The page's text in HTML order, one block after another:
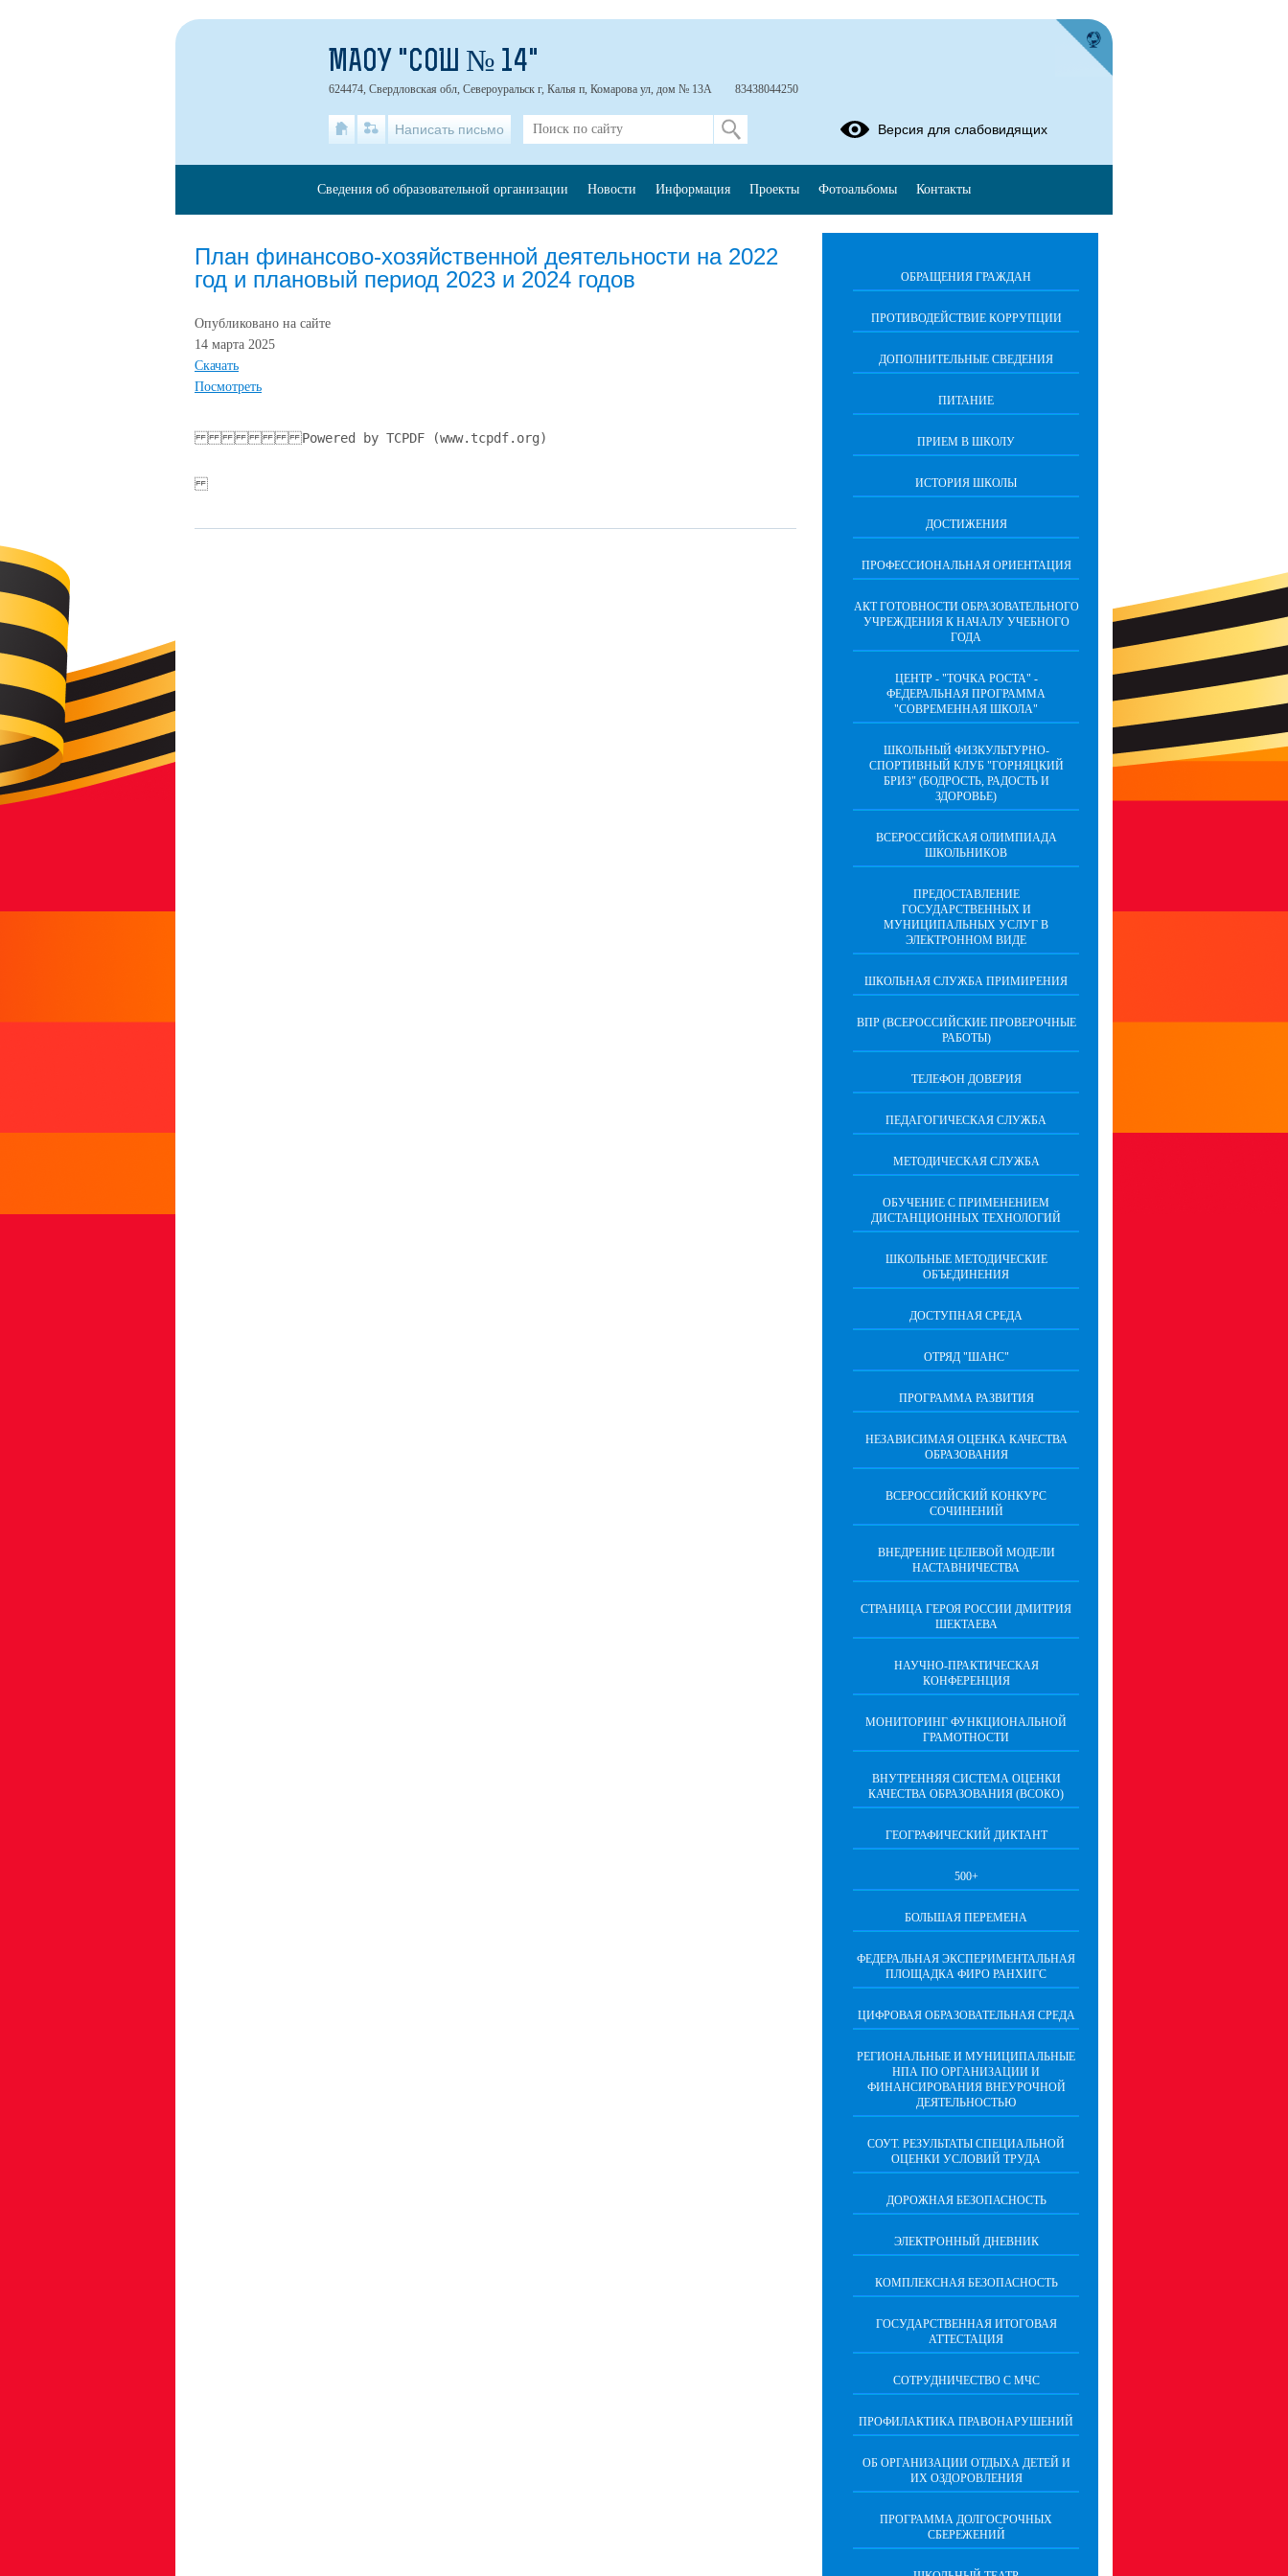
План финансово-хозяйственной деятельности на 2022
год и плановый период 2023 и 2024 годов
Опубликовано на сайте
14 марта 2025
Скачать
Посмотреть
Powered by TCPDF (www.tcpdf.org)
ОБРАЩЕНИЯ ГРАЖДАН
ПРОТИВОДЕЙСТВИЕ КОРРУПЦИИ
ДОПОЛНИТЕЛЬНЫЕ СВЕДЕНИЯ
ПИТАНИЕ
ПРИЕМ В ШКОЛУ
ИСТОРИЯ ШКОЛЫ
ДОСТИЖЕНИЯ
ПРОФЕССИОНАЛЬНАЯ ОРИЕНТАЦИЯ
АКТ ГОТОВНОСТИ ОБРАЗОВАТЕЛЬНОГО
УЧРЕЖДЕНИЯ К НАЧАЛУ УЧЕБНОГО
ГОДА
ЦЕНТР - "ТОЧКА РОСТА" -
ФЕДЕРАЛЬНАЯ ПРОГРАММА
"СОВРЕМЕННАЯ ШКОЛА"
ШКОЛЬНЫЙ ФИЗКУЛЬТУРНО-
СПОРТИВНЫЙ КЛУБ "ГОРНЯЦКИЙ
БРИЗ" (БОДРОСТЬ, РАДОСТЬ И
ЗДОРОВЬЕ)
ВСЕРОССИЙСКАЯ ОЛИМПИАДА
ШКОЛЬНИКОВ
ПРЕДОСТАВЛЕНИЕ
ГОСУДАРСТВЕННЫХ И
МУНИЦИПАЛЬНЫХ УСЛУГ В
ЭЛЕКТРОННОМ ВИДЕ
ШКОЛЬНАЯ СЛУЖБА ПРИМИРЕНИЯ
ВПР (ВСЕРОССИЙСКИЕ ПРОВЕРОЧНЫЕ
РАБОТЫ)
ТЕЛЕФОН ДОВЕРИЯ
ПЕДАГОГИЧЕСКАЯ СЛУЖБА
МЕТОДИЧЕСКАЯ СЛУЖБА
ОБУЧЕНИЕ С ПРИМЕНЕНИЕМ
ДИСТАНЦИОННЫХ ТЕХНОЛОГИЙ
ШКОЛЬНЫЕ МЕТОДИЧЕСКИЕ
ОБЪЕДИНЕНИЯ
ДОСТУПНАЯ СРЕДА
ОТРЯД "ШАНС"
ПРОГРАММА РАЗВИТИЯ
НЕЗАВИСИМАЯ ОЦЕНКА КАЧЕСТВА
ОБРАЗОВАНИЯ
ВСЕРОССИЙСКИЙ КОНКУРС
СОЧИНЕНИЙ
ВНЕДРЕНИЕ ЦЕЛЕВОЙ МОДЕЛИ
НАСТАВНИЧЕСТВА
СТРАНИЦА ГЕРОЯ РОССИИ ДМИТРИЯ
ШЕКТАЕВА
НАУЧНО-ПРАКТИЧЕСКАЯ
КОНФЕРЕНЦИЯ
МОНИТОРИНГ ФУНКЦИОНАЛЬНОЙ
ГРАМОТНОСТИ
ВНУТРЕННЯЯ СИСТЕМА ОЦЕНКИ
КАЧЕСТВА ОБРАЗОВАНИЯ (ВСОКО)
ГЕОГРАФИЧЕСКИЙ ДИКТАНТ
500+
БОЛЬШАЯ ПЕРЕМЕНА
ФЕДЕРАЛЬНАЯ ЭКСПЕРИМЕНТАЛЬНАЯ
ПЛОЩАДКА ФИРО РАНХИГС
ЦИФРОВАЯ ОБРАЗОВАТЕЛЬНАЯ СРЕДА
РЕГИОНАЛЬНЫЕ И МУНИЦИПАЛЬНЫЕ
НПА ПО ОРГАНИЗАЦИИ И
ФИНАНСИРОВАНИЯ ВНЕУРОЧНОЙ
ДЕЯТЕЛЬНОСТЬЮ
СОУТ. РЕЗУЛЬТАТЫ СПЕЦИАЛЬНОЙ
ОЦЕНКИ УСЛОВИЙ ТРУДА
ДОРОЖНАЯ БЕЗОПАСНОСТЬ
ЭЛЕКТРОННЫЙ ДНЕВНИК
КОМПЛЕКСНАЯ БЕЗОПАСНОСТЬ
ГОСУДАРСТВЕННАЯ ИТОГОВАЯ
АТТЕСТАЦИЯ
CОТРУДНИЧЕСТВО С МЧС
ПРОФИЛАКТИКА ПРАВОНАРУШЕНИЙ
ОБ ОРГАНИЗАЦИИ ОТДЫХА ДЕТЕЙ И
ИХ ОЗДОРОВЛЕНИЯ
ПРОГРАММА ДОЛГОСРОЧНЫХ
СБЕРЕЖЕНИЙ
МАОУ "СОШ № 14"
624474, Свердловская обл, Североуральск г, Калья п, Комарова ул, дом № 13А 83438044250
Написать письмо Версия для слабовидящих
Сведения об образовательной организации Новости Информация Проекты Фотоальбомы Контакты